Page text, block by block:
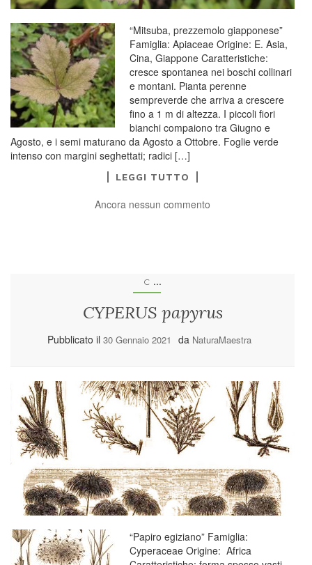
“Mitsuba, prezzemolo giapponese”
Famiglia: Apiaceae Origine: E. Asia,
Cina, Giappone Caratteristiche:
cresce spontanea nei boschi collinari
e montani. Pianta perenne
sempreverde che arriva a crescere
fino a 1 m di altezza. I piccoli fiori
bianchi compaiono tra Giugno e
Agosto, e i semi maturano da Agosto a Ottobre. Foglie verde
intenso con margini seghettati; radici […]
LEGGI TUTTO
Ancora nessun commento
C ...
CYPERUS papyrus
Pubblicato il 30 Gennaio 2021 da NaturaMaestra
“Papiro egiziano” Famiglia:
Cyperaceae Origine: Africa